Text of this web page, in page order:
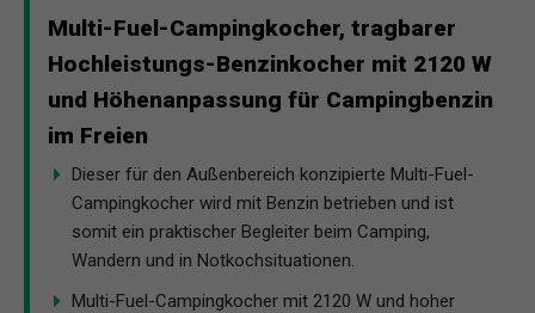
Multi-Fuel-Campingkocher, tragbarer
Hochleistungs-Benzinkocher mit 2120 W
und Höhenanpassung für Campingbenzin
im Freien
Dieser für den Außenbereich konzipierte Multi-Fuel-
Campingkocher wird mit Benzin betrieben und ist
somit ein praktischer Begleiter beim Camping,
Wandern und in Notkochsituationen.
Multi-Fuel-Campingkocher mit 2120 W und hoher